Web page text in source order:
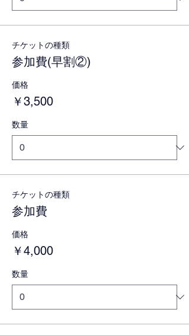
チケットの種類
参加費(早割②)
価格
￥3,500
数量
チケットの種類
参加費
価格
￥4,000
数量